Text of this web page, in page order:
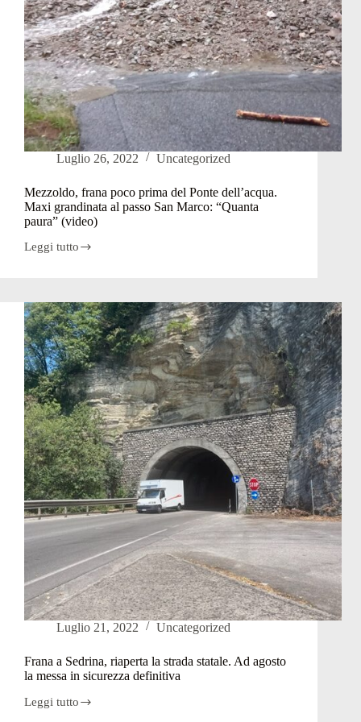
Luglio 26, 2022 Uncategorized
Mezzoldo, frana poco prima del Ponte dell’acqua.
Maxi grandinata al passo San Marco: “Quanta
paura” (video)
Leggi tutto
Mezzoldo,
del
Ponte
dell’acqua.
Maxi
grandinata
al
passo
San
Marco:
“Quanta
paura”
(video)
Luglio 21, 2022 Uncategorized
Frana a Sedrina, riaperta la strada statale. Ad agosto
la messa in sicurezza definitiva
Leggi tutto
Frana